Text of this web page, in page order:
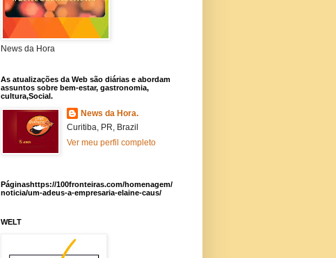
News da Hora
As atualizações da Web são diárias e abordam
assuntos sobre bem-estar, gastronomia,
cultura,Social.
News da Hora.
Curitiba, PR, Brazil
Ver meu perfil completo
Páginashttps://100fronteiras.com/homenagem/
noticia/um-adeus-a-empresaria-elaine-caus/
WELT